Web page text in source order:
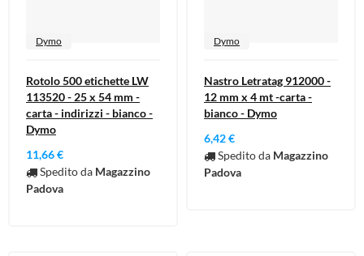
Dymo
Rotolo 500 etichette LW
113520 - 25 x 54 mm -
carta - indirizzi - bianco -
Dymo
11,66 €
Spedito da Magazzino
Padova
Dymo
Nastro Letratag 912000 -
12 mm x 4 mt -carta -
bianco - Dymo
6,42 €
Spedito da Magazzino
Padova